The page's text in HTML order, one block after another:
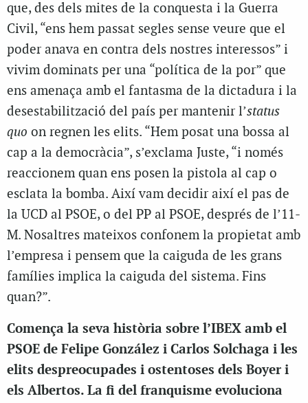
que, des dels mites de la conquesta i la Guerra
Civil, “ens hem passat segles sense veure que el
poder anava en contra dels nostres interessos” i
vivim dominats per una “política de la por” que
ens amenaça amb el fantasma de la dictadura i la
desestabilització del país per mantenir l’status
quo on regnen les elits. “Hem posat una bossa al
cap a la democràcia”, s’exclama Juste, “i només
reaccionem quan ens posen la pistola al cap o
esclata la bomba. Així vam decidir així el pas de
la UCD al PSOE, o del PP al PSOE, després de l’11-
M. Nosaltres mateixos confonem la propietat amb
l’empresa i pensem que la caiguda de les grans
famílies implica la caiguda del sistema. Fins
quan?”.
Comença la seva història sobre l’IBEX amb el
PSOE de Felipe González i Carlos Solchaga i les
elits despreocupades i ostentoses dels Boyer i
els Albertos. La fi del franquisme evoluciona